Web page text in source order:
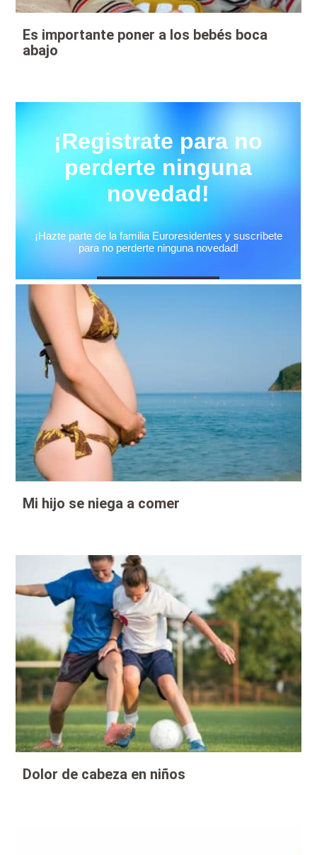
Es importante poner a los bebés boca
abajo
Mi hijo se niega a comer
Dolor de cabeza en niños